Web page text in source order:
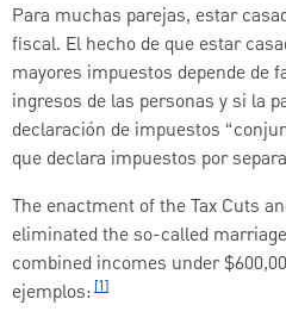
Para muchas parejas, estar
fiscal. El hecho de que estar
mayores impuestos depende de
ingresos de las personas y si la
declaración de impuestos
que declara impuestos por
The enactment of the Tax Cuts
eliminated the so-called
combined incomes under
ejemplos: [1]